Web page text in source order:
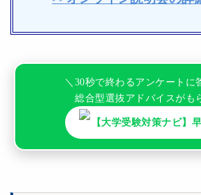
＼30秒で終わるアンケートに
総合型選抜アドバイスがも
【大学受験対策ナビ】